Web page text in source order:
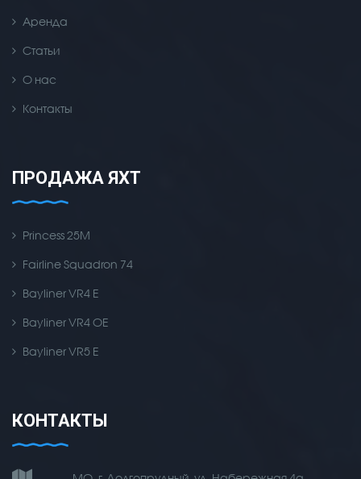
Аренда
Статьи
О нас
Контакты
ПРОДАЖА ЯХТ
Princess 25M
Fairline Squadron 74
Bayliner VR4 E
Bayliner VR4 OE
Bayliner VR5 E
КОНТАКТЫ